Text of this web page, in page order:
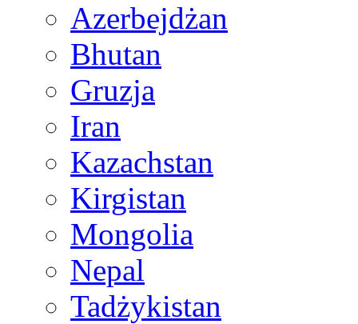
Azerbejdżan
Bhutan
Gruzja
Iran
Kazachstan
Kirgistan
Mongolia
Nepal
Tadżykistan